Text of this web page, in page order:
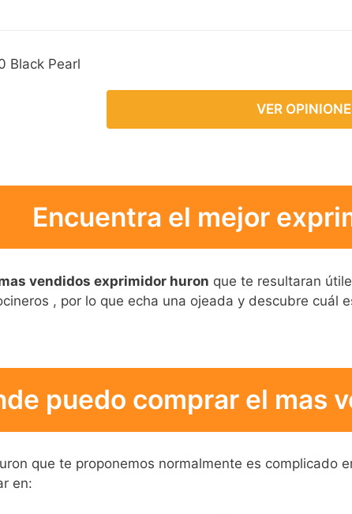
Black Pearl
VER
Encuentra el mejor
vendidos exprimidor huron que te resultaran
, por lo que echa una ojeada y descubre cuál
puedo comprar el mas
que te proponemos normalmente es complicado
en: